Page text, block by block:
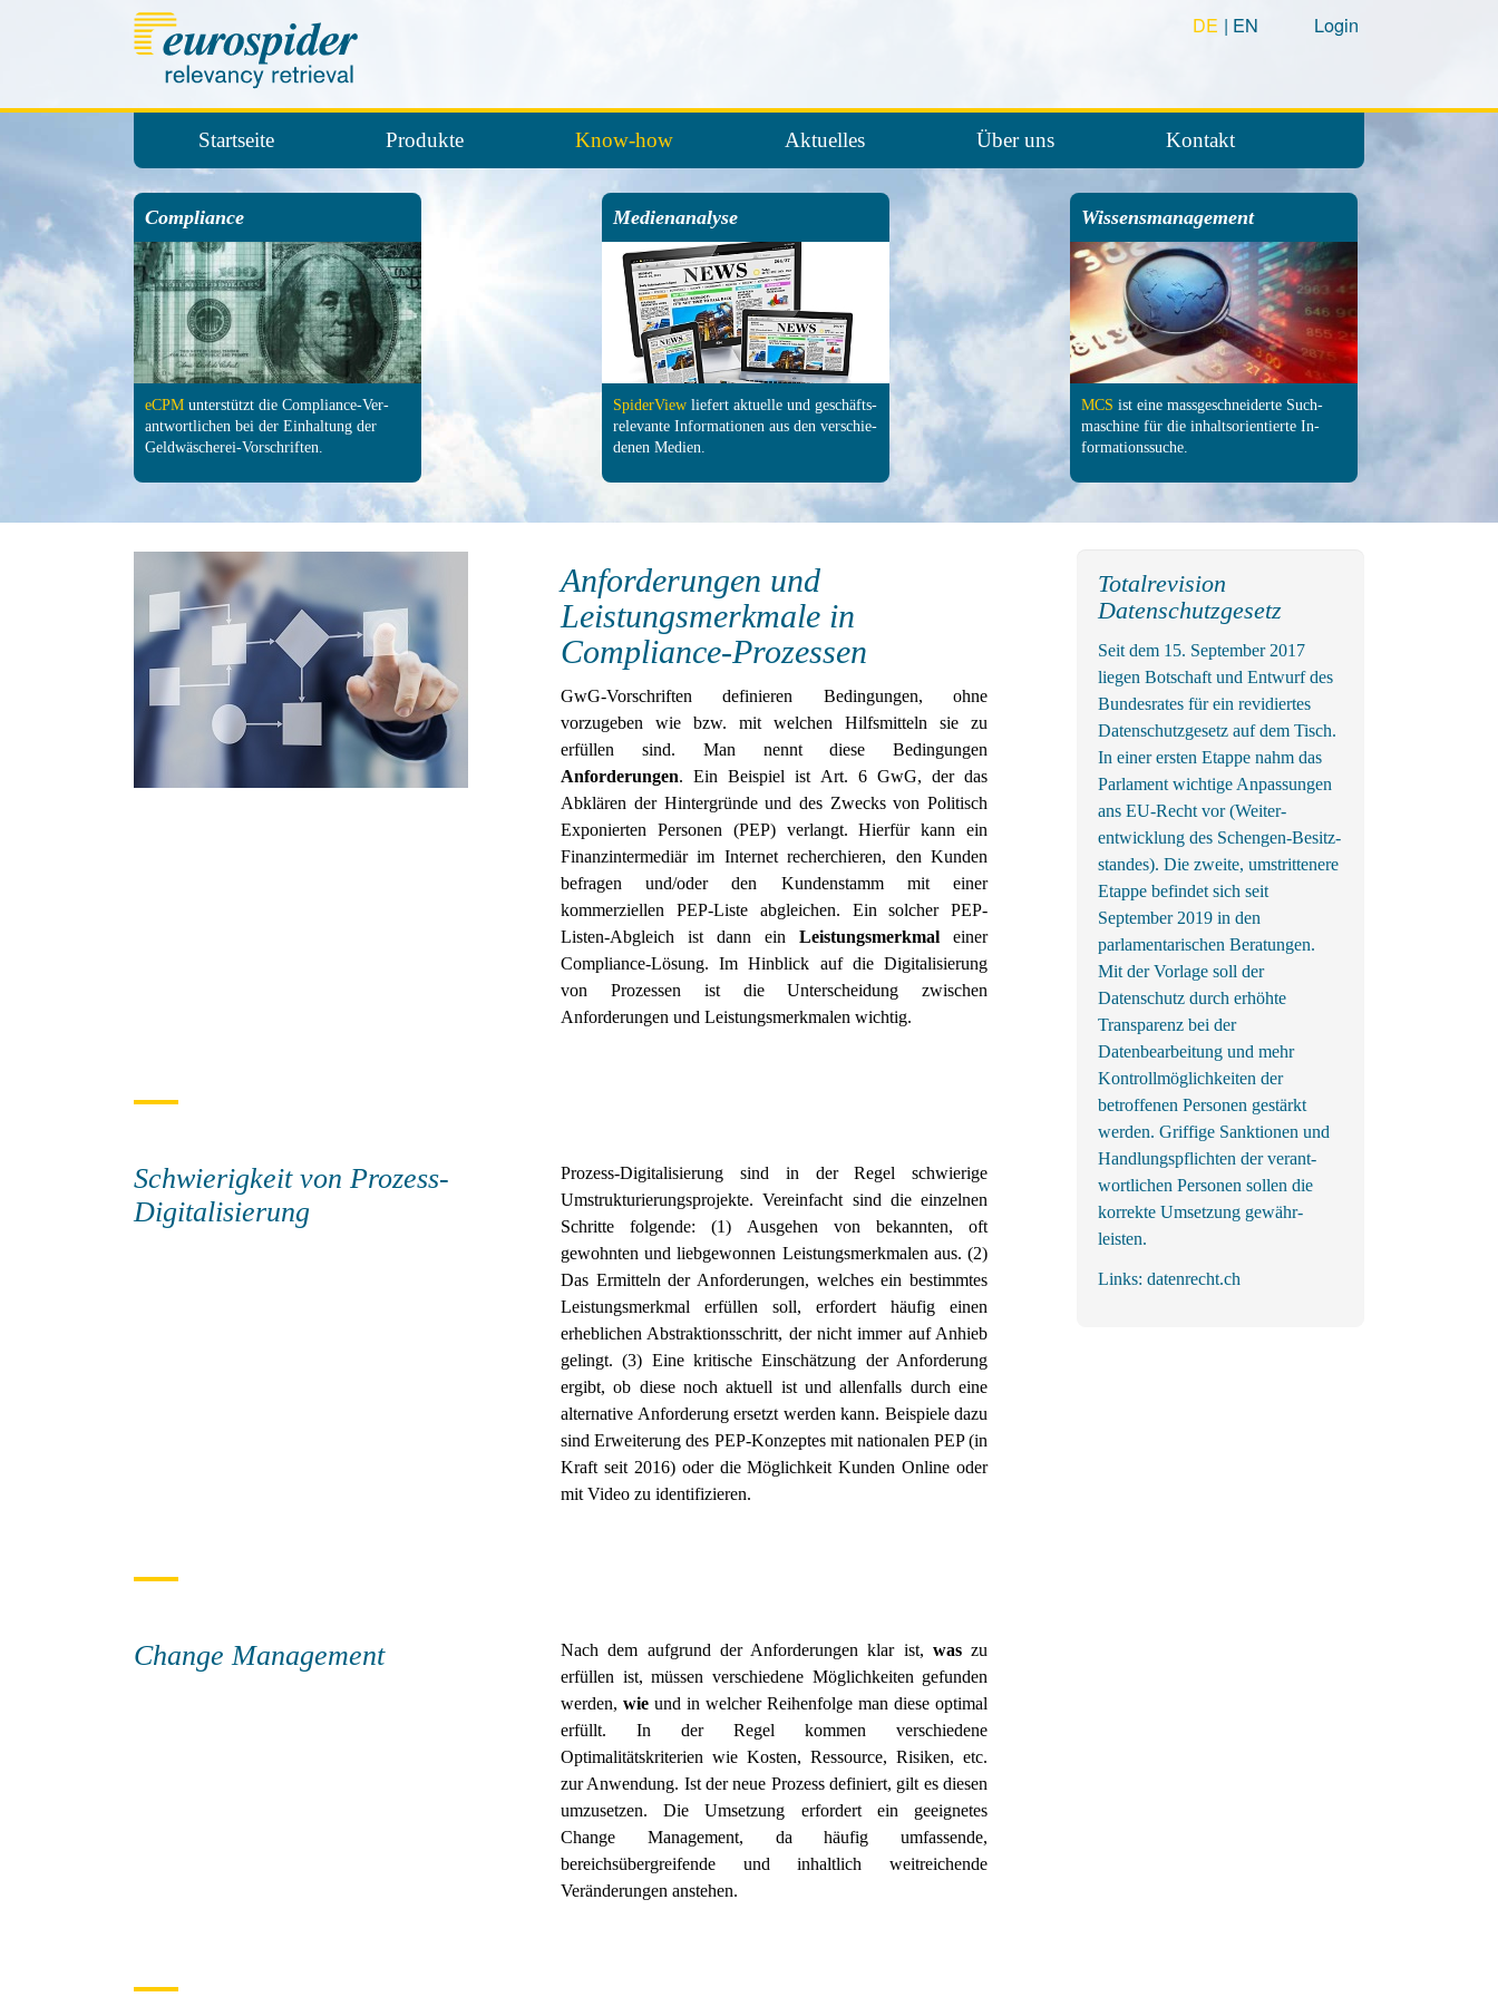
Login
DE EN
Startseite Produkte Know-how Aktuelles Über uns Kontakt
Compliance
eCPM unter­stützt die Com­pliance-Ver­
antwort­lichen bei der Ein­haltung der
Geld­wäscherei-Vor­schrif­ten.
Medienanalyse
SpiderView liefert aktuelle und ge­schäfts­
relevante In­forma­tionen aus den ver­schie­
denen Medien.
Wissensmanagement
MCS ist eine mass­ge­schneiderte Such­
maschine für die inhalts­orientierte In­
formations­suche.
Anforderungen und
Leistungsmerkmale in
Compliance-Prozessen
GwG-Vorschriften definieren Bedingungen, ohne
vorzugeben wie bzw. mit welchen Hilfsmitteln sie zu
erfüllen sind. Man nennt diese Bedingungen
Anforderungen. Ein Beispiel ist Art. 6 GwG, der das
Abklären der Hintergründe und des Zwecks von Politisch
Exponierten Personen (PEP) verlangt. Hierfür kann ein
Finanzintermediär im Internet recherchieren, den Kunden
befragen und/oder den Kundenstamm mit einer
kommerziellen PEP-Liste abgleichen. Ein solcher PEP-
Listen-Abgleich ist dann einLeistungsmerkmal einer
Compliance-Lösung. Im Hinblick auf die Digitalisierung
von Prozessen ist die Unterscheidung zwischen
Anforderungen und Leistungsmerkmalen wichtig.
Schwierigkeit von Prozess-
Digitalisierung
Prozess-Digitalisierung sind in der Regel schwierige
Umstrukturierungsprojekte. Vereinfacht sind die einzelnen
Schritte folgende: (1) Ausgehen von bekannten, oft
gewohnten und liebgewonnen Leistungsmerkmalen aus. (2)
Das Ermitteln der Anforderungen, welches ein bestimmtes
Leistungsmerkmal erfüllen soll, erfordert häufig einen
erheblichen Abstraktionsschritt, der nicht immer auf Anhieb
gelingt. (3) Eine kritische Einschätzung der Anforderung
ergibt, ob diese noch aktuell ist und allenfalls durch eine
alternative Anforderung ersetzt werden kann. Beispiele dazu
sind Erweiterung des PEP-Konzeptes mit nationalen PEP (in
Kraft seit 2016) oder die Möglichkeit Kunden Online oder
mit Video zu identifizieren.
Change Management Nach dem aufgrund der Anforderungen klar ist, waszu
erfüllen ist, müssen verschiedene Möglichkeiten gefunden
werden,wie und in welcher Reihenfolge man diese optimal
erfüllt. In der Regel kommen verschiedene
Optimalitätskriterien wie Kosten, Ressource, Risiken, etc.
zur Anwendung. Ist der neue Prozess definiert, gilt es diesen
umzusetzen. Die Umsetzung erfordert ein geeignetes
Change Management, da häufig umfassende,
bereichsübergreifende und inhaltlich weitreichende
Veränderungen anstehen.
Totalrevision
Datenschutzgesetz
Seit dem 15. September 2017
liegen Botschaft und Entwurf des
Bundes­rates für ein revidiertes
Daten­schutz­gesetz auf dem Tisch.
In einer ersten Etappe nahm das
Parlament wichtige An­passungen
ans EU-Recht vor (Weiter­
entwicklung des Schengen-Besitz­
standes). Die zweite, um­strittenere
Etappe befindet sich seit
September 2019 in den
parlamentarischen Beratungen.
Mit der Vorlage soll der
Datenschutz durch erhöhte
Transparenz bei der
Datenbearbeitung und mehr
Kontrollmöglichkeiten der
betroffenen Personen gestärkt
werden. Griffige Sank­tionen und
Handlungs­pflichten der ver­ant­
wortl­ichen Personen sollen die
korrekte Um­setzung gewähr­
leisten.
Links: datenrecht.ch